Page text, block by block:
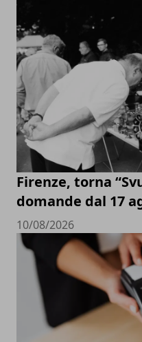
Firenze, torna
domande dal 17
10/08/2026